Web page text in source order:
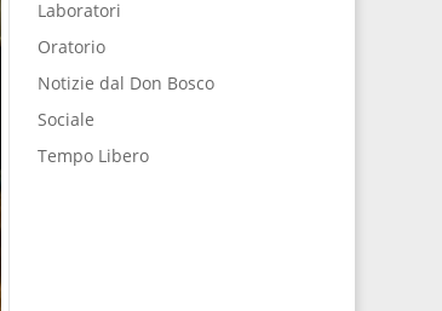
Laboratori
Oratorio
Notizie dal Don Bosco
Sociale
Tempo Libero